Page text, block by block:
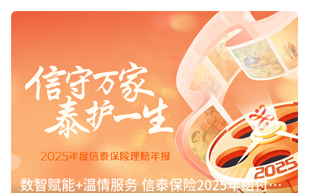
数智赋能+温情服务 信泰保险2025年赔付15.8亿元诠释保险初心